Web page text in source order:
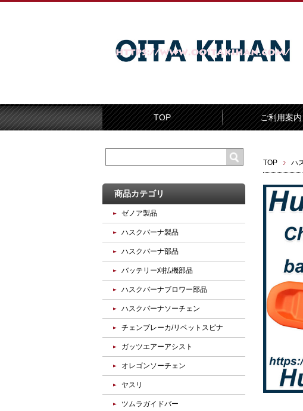
TOP ご利用案内
TOP ハ
商品カテゴリ
ゼノア製品
ハスクバーナ製品
ハスクバーナ部品
バッテリー刈払機部品
ハスクバーナブロワー部品
ハスクバーナソーチェン
チェンブレーカ/リベットスピナ
ガッツエアーアシスト
オレゴンソーチェン
ヤスリ
ツムラガイドバー